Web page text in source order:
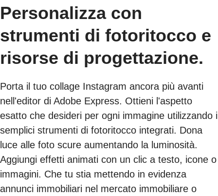
Personalizza con
strumenti di fotoritocco e
risorse di progettazione.
Porta il tuo collage Instagram ancora più avanti
nell'editor di Adobe Express. Ottieni l'aspetto
esatto che desideri per ogni immagine utilizzando i
semplici strumenti di fotoritocco integrati. Dona
luce alle foto scure aumentando la luminosità.
Aggiungi effetti animati con un clic a testo, icone o
immagini. Che tu stia mettendo in evidenza
annunci immobiliari nel mercato immobiliare o